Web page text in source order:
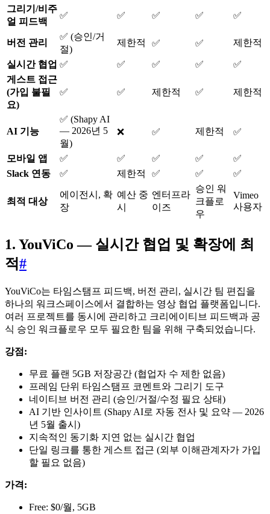
그리기/비주
얼 피드백
✅ ✅ ✅ ✅ ✅
버전 관리
✅ (승인/거
절)
제한적 ✅ ✅ 제한적
실시간 협업 ✅ ✅ ✅ ✅
✅
게스트 접근
(가입 불필
요)
✅ ✅ 제한적 ✅ 제한적
AI 기능
✅ (Shapy AI
— 2026년 5
월)
❌ ✅ 제한적 ✅
모바일 앱 ✅ ✅ ✅ ✅
✅
Slack 연동
✅ 제한적 ✅ ✅ ✅
최적 대상
에이전시, 확
장
예산 중
시
엔터프라
이즈
승인 워
크플로
우
Vimeo
사용자
1. YouViCo — 실시간 협업 및 확장에 최
적#
YouViCo는 타임스탬프 피드백, 버전 관리, 실시간 팀 편집을
하나의 워크스페이스에서 결합하는 영상 협업 플랫폼입니다.
여러 프로젝트를 동시에 관리하고 크리에이티브 피드백과 공
식 승인 워크플로우 모두 필요한 팀을 위해 구축되었습니다.
강점:
무료 플랜 5GB 저장공간 (협업자 수 제한 없음)
프레임 단위 타임스탬프 코멘트와 그리기 도구
네이티브 버전 관리 (승인/거절/수정 필요 상태)
AI 기반 인사이트 (Shapy AI로 자동 전사 및 요약 — 2026
년 5월 출시)
지속적인 동기화 지연 없는 실시간 협업
단일 링크를 통한 게스트 접근 (외부 이해관계자가 가입
할 필요 없음)
가격:
Free: $0/월, 5GB